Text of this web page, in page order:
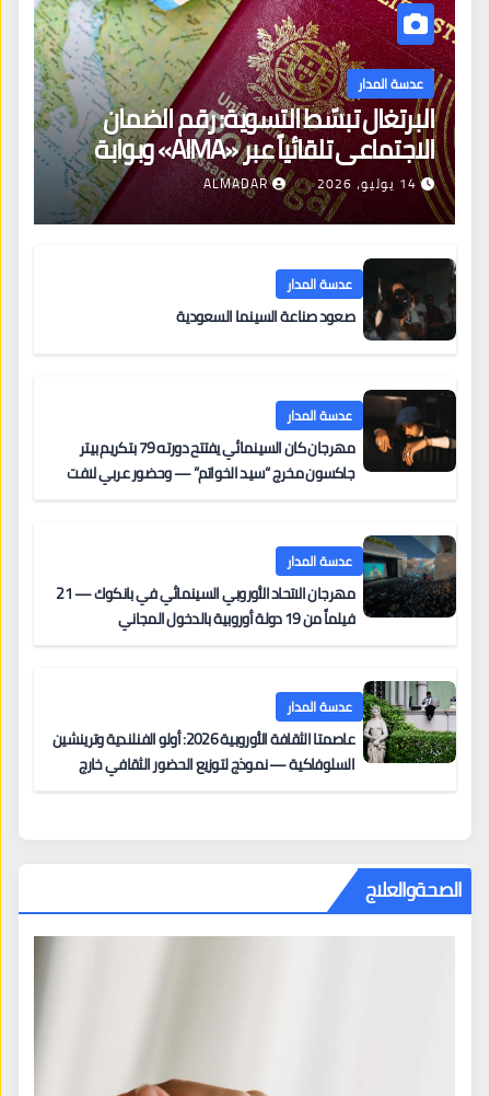
عدسة المدار
البرتغال تبسّط التسوية: رقم الضمان
الاجتماعي تلقائياً عبر «AIMA» وبوابة
جديدة لتجديد الإقامات
14 يوليو، 2026 ALMADAR
عدسة المدار
صعود صناعة السينما السعودية
عدسة المدار
مهرجان كان السينمائي يفتتح دورته 79 بتكريم بيتر
جاكسون مخرج “سيد الخواتم” — وحضور عربي لافت
عدسة المدار
مهرجان الاتحاد الأوروبي السينمائي في بانكوك — 21
فيلماً من 19 دولة أوروبية بالدخول المجاني
عدسة المدار
عاصمتا الثقافة الأوروبية 2026: أولو الفنلندية وترينشين
السلوفاكية — نموذج لتوزيع الحضور الثقافي خارج
الصحةوالعلاج